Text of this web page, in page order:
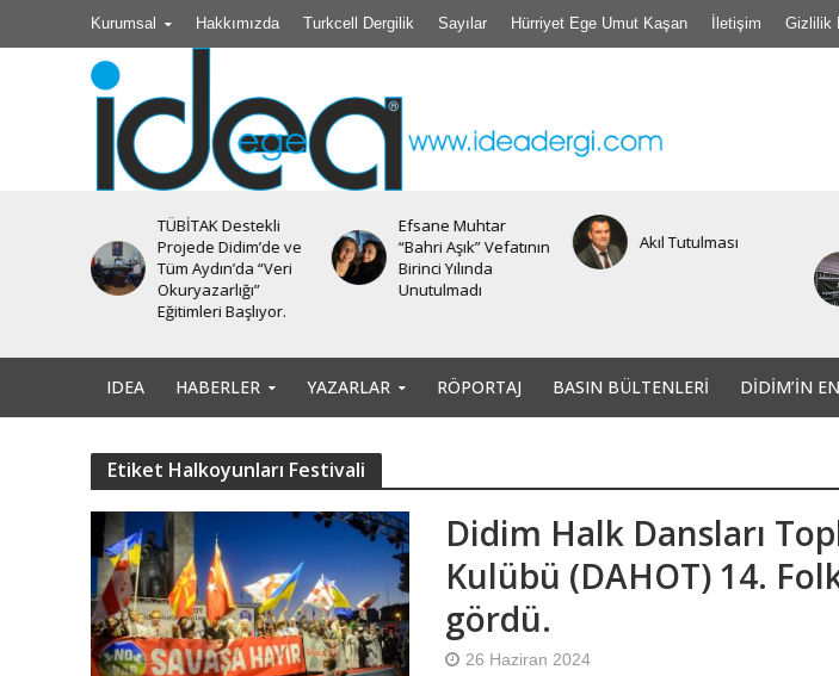
Kurumsal Hakkımızda Turkcell Dergilik Sayılar Hürriyet Ege Umut Kaşan İletişim Gizlilik
TÜBİTAK Destekli
Projede Didim’de ve
Tüm Aydın’da “Veri
Okuryazarlığı”
Eğitimleri Başlıyor.
Efsane Muhtar
“Bahri Aşık” Vefatının
Birinci Yılında
Unutulmadı
Akıl Tutulması
IDEA HABERLER YAZARLAR RÖPORTAJ BASIN BÜLTENLERI DIDIM’IN
Etiket Halkoyunları Festivali
Didim Halk Dansları
Kulübü (DAHOT) 14.
gördü.
26 Haziran 2024